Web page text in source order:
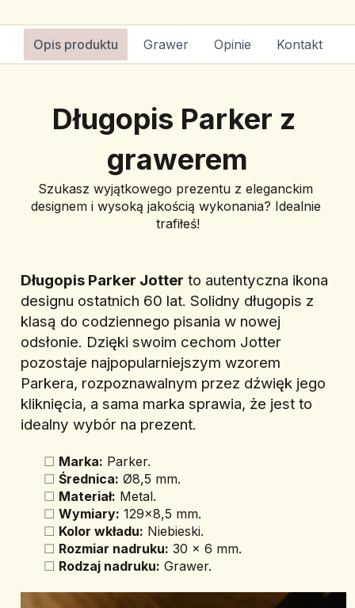
Opis produktu Grawer Opinie Kontakt
Długopis Parker z
grawerem
Szukasz wyjątkowego prezentu z eleganckim
designem i wysoką jakością wykonania? Idealnie
trafiłeś!
Długopis Parker Jotter to autentyczna ikona
designu ostatnich 60 lat. Solidny długopis z
klasą do codziennego pisania w nowej
odsłonie. Dzięki swoim cechom Jotter
pozostaje najpopularniejszym wzorem
Parkera, rozpoznawalnym przez dźwięk jego
kliknięcia, a sama marka sprawia, że jest to
idealny wybór na prezent.
Marka: Parker.
Średnica: Ø8,5 mm.
Materiał: Metal.
Wymiary: 129x8,5 mm.
Kolor wkładu: Niebieski.
Rozmiar nadruku: 30 x 6 mm.
Rodzaj nadruku: Grawer.